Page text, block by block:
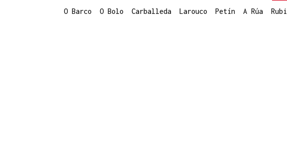
O Barco O Bolo Carballeda Larouco Petín A Rúa